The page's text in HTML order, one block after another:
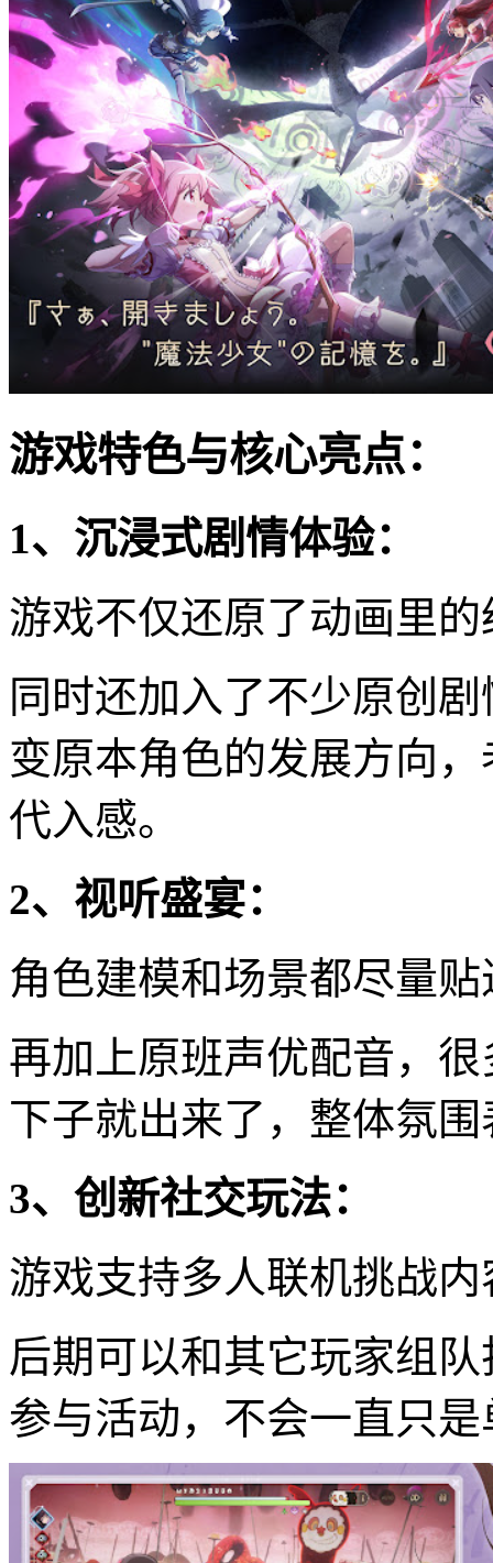
游戏特色与核心亮点：
1、沉浸式剧情体验：
游戏不仅还原了动画里
同时还加入了不少原创
变原本角色的发展方向
代入感。
2、视听盛宴：
角色建模和场景都尽量
再加上原班声优配音，
下子就出来了，整体氛
3、创新社交玩法：
游戏支持多人联机挑战内
后期可以和其它玩家组
参与活动，不会一直只